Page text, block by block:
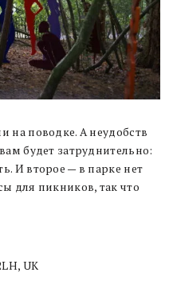
на поводке. А неудобств
будет затруднительно:
И второе — в парке нет
для пикников, так что
UK